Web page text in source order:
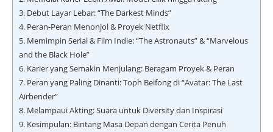
3. Debut Layar Lebar: “The Darkest Minds”
4. Peran‑Peran Menonjol & Proyek Netflix
5. Memimpin Serial & Film Indie: “The Astronauts” & “Marvelous
and the Black Hole”
6. Karier yang Semakin Menjulang: Beragam Proyek & Peran
7. Peran yang Paling Dinanti: Toph Beifong di “Avatar: The Last
Airbender”
8. Melampaui Akting: Suara untuk Diversity dan Inspirasi
9. Kesimpulan: Bintang Masa Depan dengan Cerita Penuh